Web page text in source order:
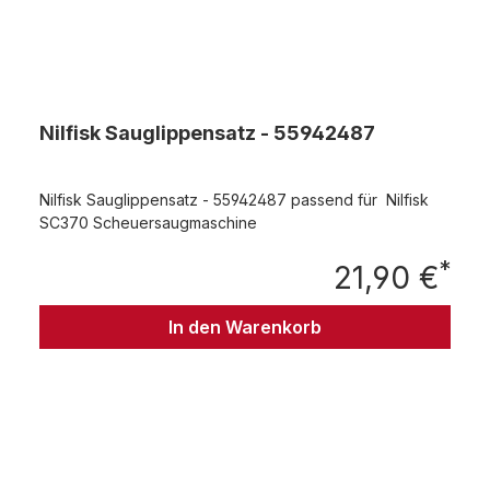
Nilfisk Sauglippensatz - 55942487
Nilfisk Sauglippensatz - 55942487 passend für Nilfisk
SC370 Scheuersaugmaschine
21,90 €*
In den Warenkorb